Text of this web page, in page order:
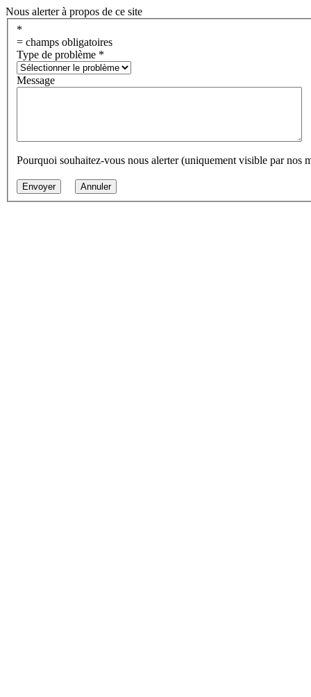
Nous alerter à propos de ce site
*
= champs obligatoires
Type de problème *
Message
Pourquoi souhaitez-vous nous alerter (uniquement visible par nos